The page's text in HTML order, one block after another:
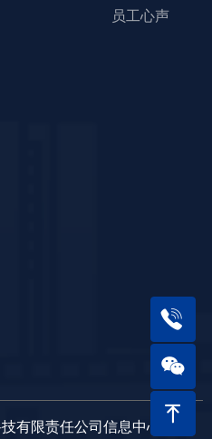
员工心声
有限责任公司信息中心
ꁸ